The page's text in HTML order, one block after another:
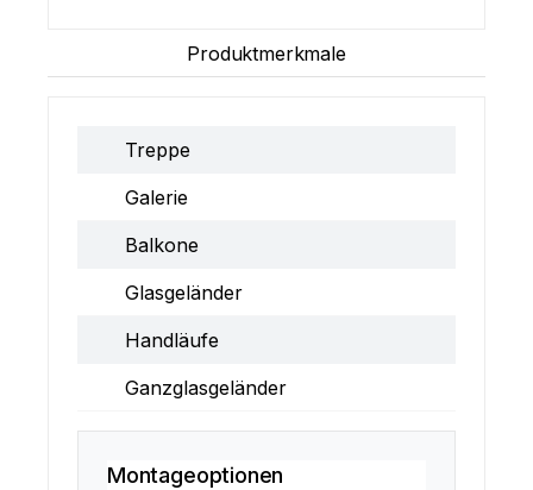
Produktmerkmale
Treppe
Galerie
Balkone
Glasgeländer
Handläufe
Ganzglasgeländer
Montageoptionen